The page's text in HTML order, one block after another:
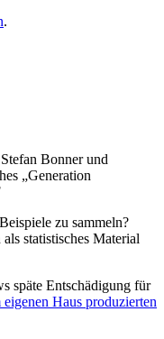
.
Bonner und
„Generation
zu sammeln?
statistisches Material
späte Entschädigung für
eigenen Haus produzierten